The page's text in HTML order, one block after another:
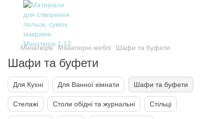
Мініатюра Мініатюрні меблі Шафи та буфети
Шафи та буфети
Для Кухні Для Ванної кімнати Шафи та буфети
Стелажі Столи обідні та журнальні Стільці